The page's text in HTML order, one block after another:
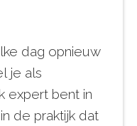
dag opnieuw
je als
expert bent in
de praktijk dat